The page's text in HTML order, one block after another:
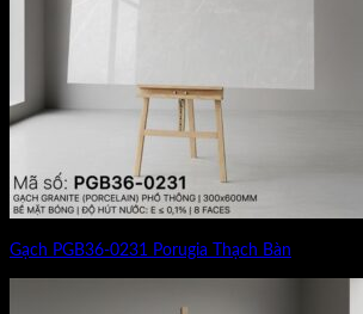
Gạch PGB36-0231 Porugia Thạch Bàn